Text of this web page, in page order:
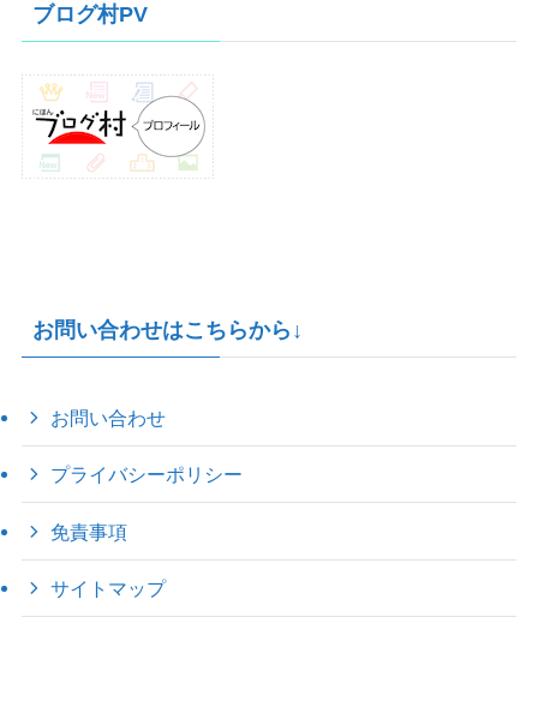
ブ
ブログ村PV
お問い合わせはこちらから↓
お問い合わせ
プライバシーポリシー
免責事項
サイトマップ